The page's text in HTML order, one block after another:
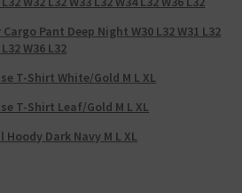
Pant Deep Night W30 L32 W31 L32
W36 L32
T-Shirt White/Gold M L XL
T-Shirt Leaf/Gold M L XL
Dark Navy M L XL